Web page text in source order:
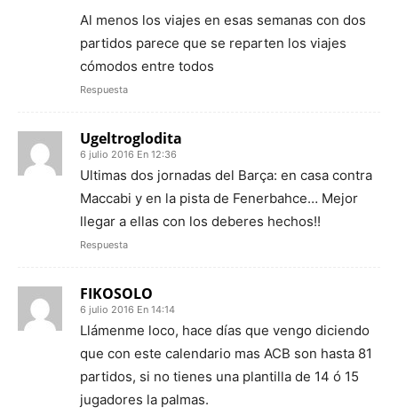
Al menos los viajes en esas semanas con dos
partidos parece que se reparten los viajes
cómodos entre todos
Respuesta
Ugeltroglodita
6 julio 2016 En 12:36
Ultimas dos jornadas del Barça: en casa contra
Maccabi y en la pista de Fenerbahce… Mejor
llegar a ellas con los deberes hechos!!
Respuesta
FIKOSOLO
6 julio 2016 En 14:14
Llámenme loco, hace días que vengo diciendo
que con este calendario mas ACB son hasta 81
partidos, si no tienes una plantilla de 14 ó 15
jugadores la palmas.